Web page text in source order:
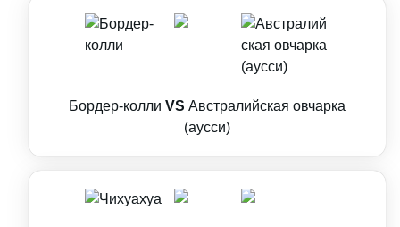
Бордер-колли VS Австралийская овчарка
(аусси)